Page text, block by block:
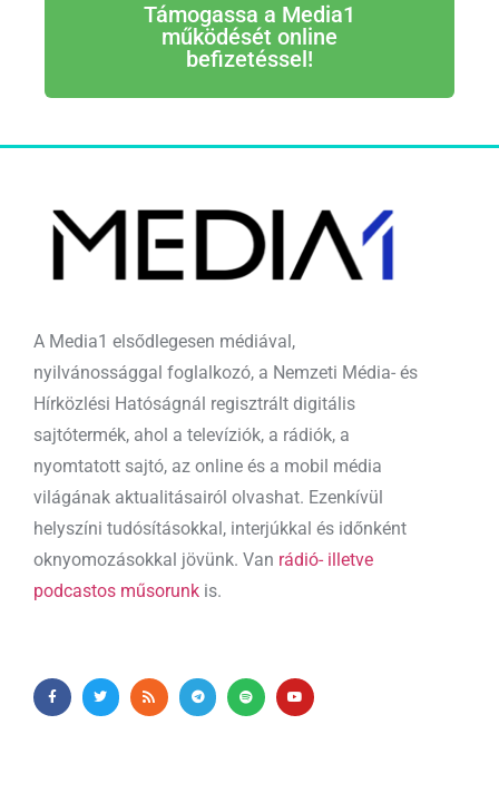
Támogassa a Media1
működését online
befizetéssel!
A Media1 elsődlegesen médiával,
nyilvánossággal foglalkozó, a Nemzeti Média- és
Hírközlési Hatóságnál regisztrált digitális
sajtótermék, ahol a televíziók, a rádiók, a
nyomtatott sajtó, az online és a mobil média
világának aktualitásairól olvashat. Ezenkívül
helyszíni tudósításokkal, interjúkkal és időnként
oknyomozásokkal jövünk. Van rádió- illetve
podcastos műsorunk is.